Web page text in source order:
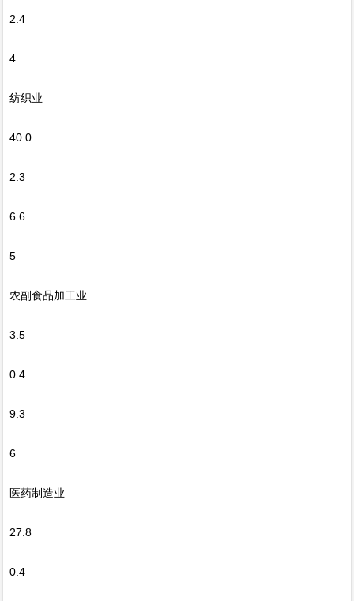
2.4
4
纺织业
40.0
2.3
6.6
5
农副食品加工业
3.5
0.4
9.3
6
医药制造业
27.8
0.4